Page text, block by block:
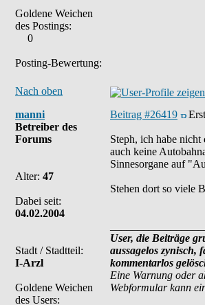
Goldene Weichen
des Postings:
0
Posting-Bewertung:
Nach oben
manni
Betreiber des
Forums
Alter: 47
Dabei seit:
04.02.2004
Stadt / Stadtteil:
I-Arzl
Goldene Weichen
des Users:
Beitrag #26419
Steph, ich habe
auch keine
Sinnesorgane auf
Stehen dort so viele
User, die Beiträge
aussagelos zynisch,
kommentarlos
Eine Warnung oder
Webformular kann